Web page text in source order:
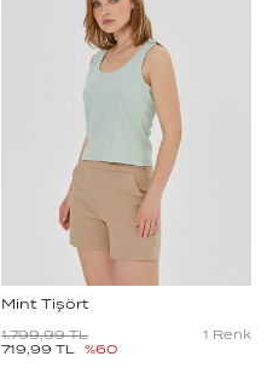
Mint Tişört
1.799,99 TL
719,99 TL %60
1 Renk